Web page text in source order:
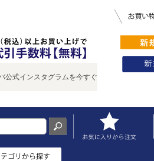
ンスタグラムを今すぐチェック♪